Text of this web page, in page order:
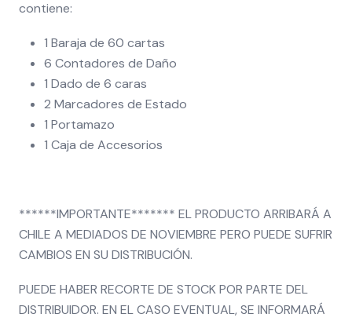
contiene:
1 Baraja de 60 cartas
6 Contadores de Daño
1 Dado de 6 caras
2 Marcadores de Estado
1 Portamazo
1 Caja de Accesorios
******IMPORTANTE******* EL PRODUCTO ARRIBARÁ A
CHILE A MEDIADOS DE NOVIEMBRE PERO PUEDE SUFRIR
CAMBIOS EN SU DISTRIBUCIÓN.
PUEDE HABER RECORTE DE STOCK POR PARTE DEL
DISTRIBUIDOR. EN EL CASO EVENTUAL, SE INFORMARÁ